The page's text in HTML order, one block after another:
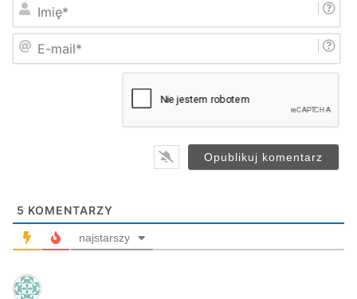
i
m
5 KOMENTARZY
najstarszy